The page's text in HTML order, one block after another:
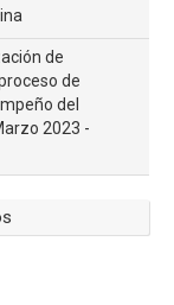
de
de
del
2023 -